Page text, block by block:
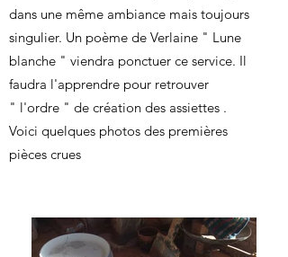
dans une même ambiance mais toujours
singulier. Un poème de Verlaine " Lune
blanche " viendra ponctuer ce service. Il
faudra l'apprendre pour retrouver
" l'ordre " de création des assiettes .
Voici quelques photos des premières
pièces crues